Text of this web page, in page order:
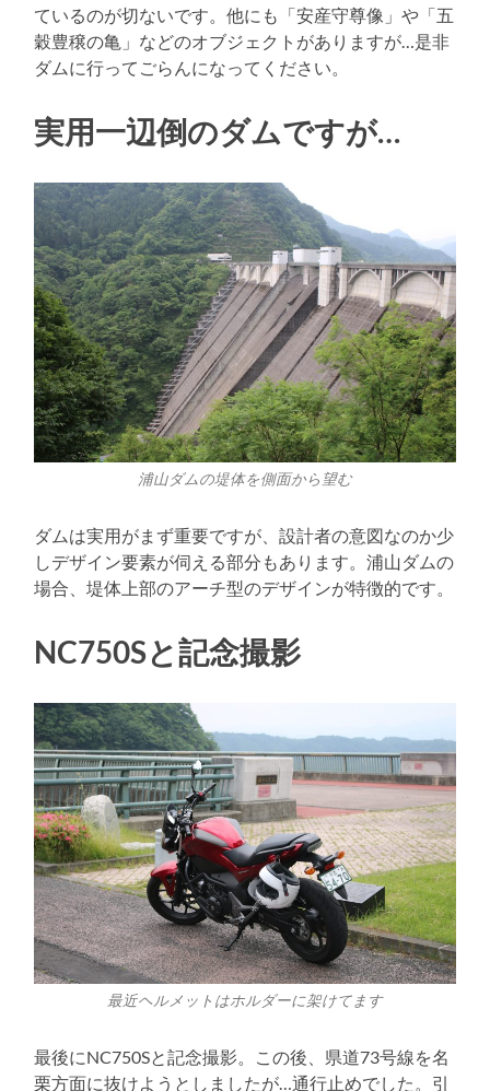
ているのが切ないです。他にも「安産守尊像」や「五
穀豊穣の亀」などのオブジェクトがありますが…是非
ダムに行ってごらんになってください。
実用一辺倒のダムですが…
浦山ダムの堤体を側面から望む
ダムは実用がまず重要ですが、設計者の意図なのか少
しデザイン要素が伺える部分もあります。浦山ダムの
場合、堤体上部のアーチ型のデザインが特徴的です。
NC750Sと記念撮影
最近ヘルメットはホルダーに架けてます
最後にNC750Sと記念撮影。この後、県道73号線を名
栗方面に抜けようとしましたが…通行止めでした。引